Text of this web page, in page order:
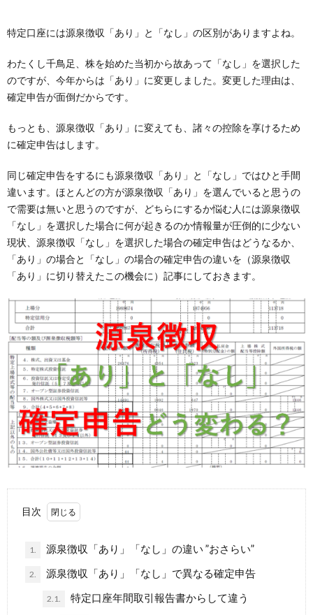
特定口座には源泉徴収「あり」と「なし」の区別がありますよね。
わたくし千鳥足、株を始めた当初から故あって「なし」を選択した
のですが、今年からは「あり」に変更しました。変更した理由は、
確定申告が面倒だからです。
もっとも、源泉徴収「あり」に変えても、諸々の控除を享けるため
に確定申告はします。
同じ確定申告をするにも源泉徴収「あり」と「なし」ではひと手間
違います。ほとんどの方が源泉徴収「あり」を選んでいると思うの
で需要は無いと思うのですが、どちらにするか悩む人には源泉徴収
「なし」を選択した場合に何が起きるのか情報量が圧倒的に少ない
現状、源泉徴収「なし」を選択した場合の確定申告はどうなるか、
「あり」の場合と「なし」の場合の確定申告の違いを（源泉徴収
「あり」に切り替えたこの機会に）記事にしておきます。
目次
1. 源泉徴収「あり」「なし」の違い ”おさらい”
2. 源泉徴収「あり」「なし」で異なる確定申告
2.1. 特定口座年間取引報告書からして違う